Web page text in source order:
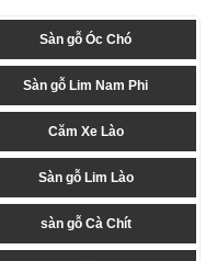
Sàn gỗ Óc Chó
Sàn gỗ Lim Nam Phi
Căm Xe Lào
Sàn gỗ Lim Lào
sàn gỗ Cà Chít